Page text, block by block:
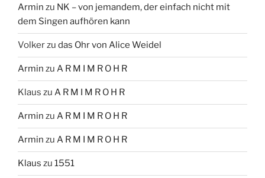
Armin zu NK – von jemandem, der einfach nicht mit
dem Singen aufhören kann
Volkerzu das Ohr von Alice Weidel
Armin zu A R M I M R O H R
Klaus zu A R M I M R O H R
Armin zu A R M I M R O H R
Armin zu A R M I M R O H R
Klaus zu 1551